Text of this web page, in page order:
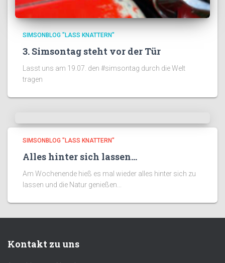
SIMSONBLOG "LASS KNATTERN"
3. Simsontag steht vor der Tür
Lasst uns am 19.07. den #simsontag durch die Welt
tragen
SIMSONBLOG "LASS KNATTERN"
Alles hinter sich lassen…
Am Wochenende hieß es mal wieder alles hinter sich zu
lassen und die Natur genießen...
Kontakt zu uns